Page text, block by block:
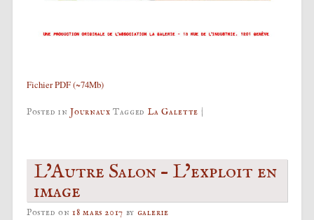
Fichier PDF (~74Mb)
Posted inJournaux Tagged La Galette |
L’Autre Salon – L’exploit en
image
Posted on18 mars 2017 by galerie